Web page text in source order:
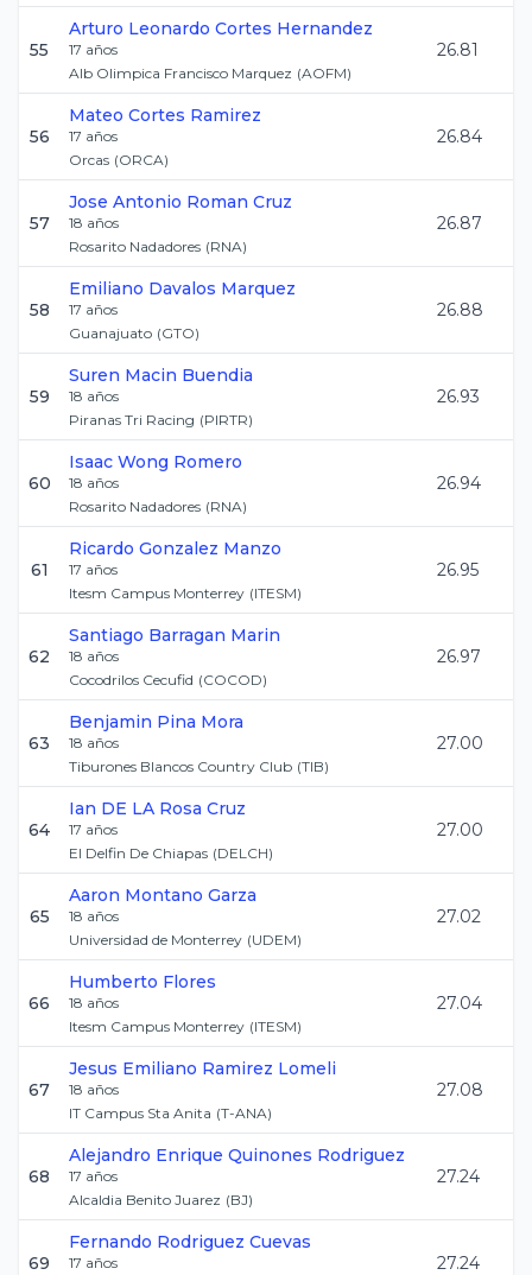
55
Arturo Leonardo Cortes Hernandez
17 años
Alb Olimpica Francisco Marquez (AOFM)
26.81
56
Mateo Cortes Ramirez
17 años
Orcas (ORCA)
26.84
57
Jose Antonio Roman Cruz
18 años
Rosarito Nadadores (RNA)
26.87
58
Emiliano Davalos Marquez
17 años
Guanajuato (GTO)
26.88
59
Suren Macin Buendia
18 años
Piranas Tri Racing (PIRTR)
26.93
60
Isaac Wong Romero
18 años
Rosarito Nadadores (RNA)
26.94
61
Ricardo Gonzalez Manzo
17 años
Itesm Campus Monterrey (ITESM)
26.95
62
Santiago Barragan Marin
18 años
Cocodrilos Cecufid (COCOD)
26.97
63
Benjamin Pina Mora
18 años
Tiburones Blancos Country Club (TIB)
27.00
64
Ian DE LA Rosa Cruz
17 años
El Delfin De Chiapas (DELCH)
27.00
65
Aaron Montano Garza
18 años
Universidad de Monterrey (UDEM)
27.02
66
Humberto Flores
18 años
Itesm Campus Monterrey (ITESM)
27.04
67
Jesus Emiliano Ramirez Lomeli
18 años
IT Campus Sta Anita (T-ANA)
27.08
68
Alejandro Enrique Quinones Rodriguez
17 años
Alcaldia Benito Juarez (BJ)
27.24
69
Fernando Rodriguez Cuevas
17 años
27.24